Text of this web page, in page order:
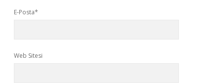
E-Posta*
Web Sitesi